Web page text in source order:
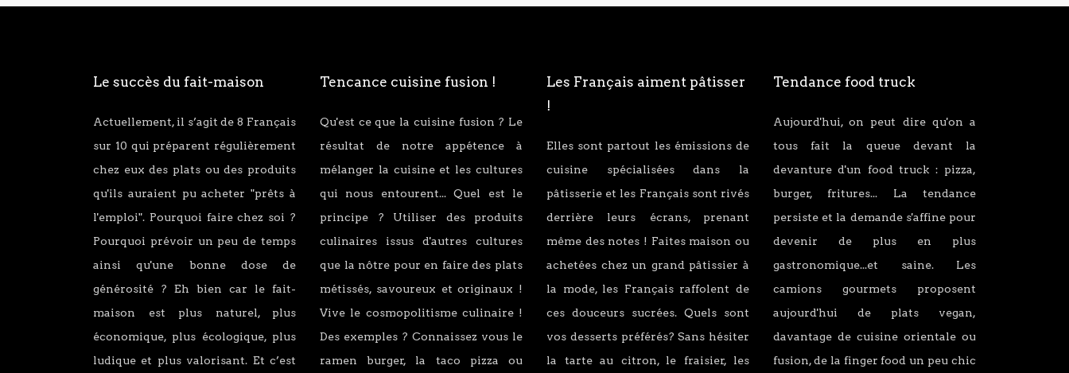
Le succès du fait-maison
Actuellement, il s’agit de 8 Français
sur 10 qui préparent régulièrement
chez eux des plats ou des produits
qu'ils auraient pu acheter "prêts à
l'emploi". Pourquoi faire chez soi ?
Pourquoi prévoir un peu de temps
ainsi qu'une bonne dose de
générosité ? Eh bien car le fait-
maison est plus naturel, plus
économique, plus écologique, plus
ludique et plus valorisant. Et c’est
Tencance cuisine fusion !
Qu'est ce que la cuisine fusion ? Le
résultat de notre appétence à
mélanger la cuisine et les cultures
qui nous entourent... Quel est le
principe ? Utiliser des produits
culinaires issus d'autres cultures
que la nôtre pour en faire des plats
métissés, savoureux et originaux !
Vive le cosmopolitisme culinaire !
Des exemples ? Connaissez vous le
ramen burger, la taco pizza ou
Les Français aiment pâtisser
!
Elles sont partout les émissions de
cuisine spécialisées dans la
pâtisserie et les Français sont rivés
derrière leurs écrans, prenant
même des notes ! Faites maison ou
achetées chez un grand pâtissier à
la mode, les Français raffolent de
ces douceurs sucrées. Quels sont
vos desserts préférés? Sans hésiter
la tarte au citron, le fraisier, les
Tendance food truck
Aujourd'hui, on peut dire qu'on a
tous fait la queue devant la
devanture d'un food truck : pizza,
burger, fritures... La tendance
persiste et la demande s'affine pour
devenir de plus en plus
gastronomique...et saine. Les
camions gourmets proposent
aujourd'hui de plats vegan,
davantage de cuisine orientale ou
fusion, de la finger food un peu chic